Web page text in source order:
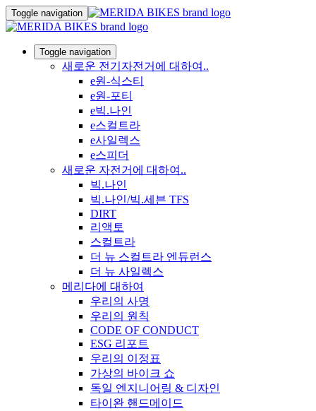
Toggle navigation
Toggle navigation
새로운 전기자전거에 대하여..
e원-식스티
e원-포티
e빅.나인
e스컬트라
e사일렉스
e스피더
새로운 자전거에 대하여..
빅.나인
빅.나인/빅.세븐 TFS
DIRT
리액토
스컬트라
더 뉴 스컬트라 엔듀런스
더 뉴 사일렉스
메리다에 대하여
우리의 사명
우리의 원칙
CODE OF CONDUCT
ESG 리포트
우리의 이정표
가상의 바이크 쇼
독일 엔지니어링 & 디자인
타이완 핸드메이드